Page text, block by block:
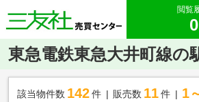
閲覧
0
東急電鉄東急大井町線の
該当物件数 142件 販売数 11 件 1